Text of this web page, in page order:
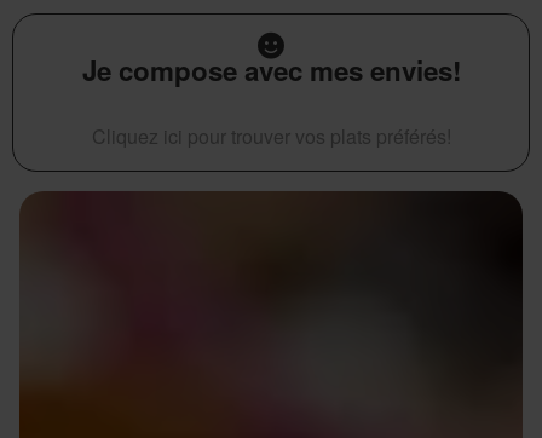
Je compose avec mes envies!
Cliquez ici pour trouver vos plats préférés!